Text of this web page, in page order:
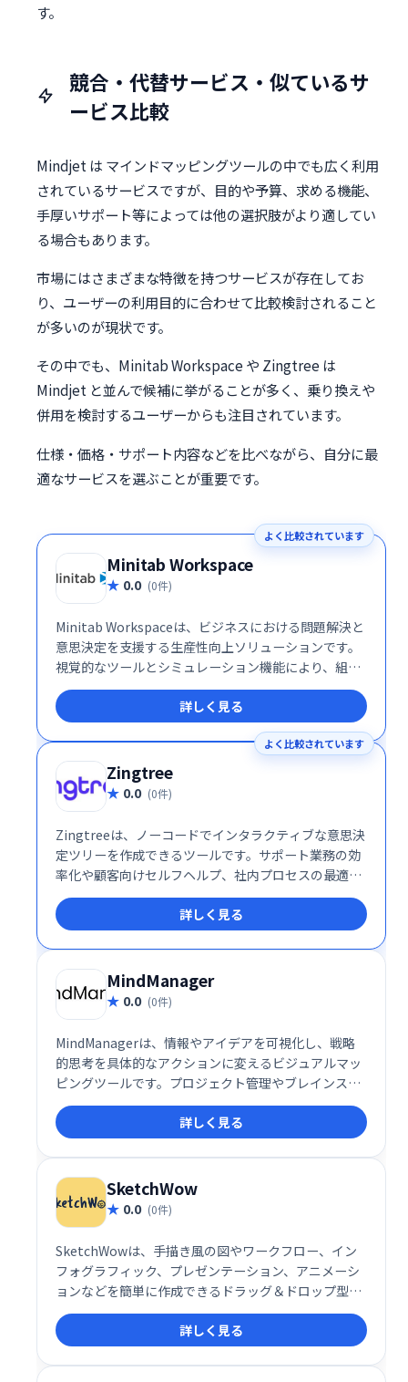
す。
競合・代替サービス・似ているサ
ービス比較
Mindjet は マインドマッピングツールの中でも広く利用
されているサービスですが、目的や予算、求める機能、
手厚いサポート等によっては他の選択肢がより適してい
る場合もあります。
市場にはさまざまな特徴を持つサービスが存在してお
り、ユーザーの利用目的に合わせて比較検討されること
が多いのが現状です。
その中でも、Minitab Workspace や Zingtree は
Mindjet と並んで候補に挙がることが多く、乗り換えや
併用を検討するユーザーからも注目されています。
仕様・価格・サポート内容などを比べながら、自分に最
適なサービスを選ぶことが重要です。
よく比較されています
Minitab Workspace
0.0 (0件)
Minitab Workspaceは、ビジネスにおける問題解決と
意思決定を支援する生産性向上ソリューションです。
視覚的なツールとシミュレーション機能により、組織
のプロセスを可視化し、複雑な問題を効果的に分析で
きます。業務改善やリスク管理をスムーズに進め、よ
り良い意思決定をサポートします。直感的な操作性
で、専門知識がなくても容易に利用可能です。
詳しく見る
よく比較されています
Zingtree
0.0 (0件)
Zingtreeは、ノーコードでインタラクティブな意思決
定ツリーを作成できるツールです。サポート業務の効
率化や顧客向けセルフヘルプ、社内プロセスの最適化
に最適。複雑なフローを分かりやすい選択肢形式で表
示し、ユーザーをスムーズに導きます。ITスキル不要
で、ビジネス担当者自身が柔軟に作成・運用できるた
め、迅速な導入と改善が可能です。様々なビジネスシ
ーンで、ユーザー体験と業務効率の向上を実現しま
す。
詳しく見る
MindManager
0.0 (0件)
MindManagerは、情報やアイデアを可視化し、戦略
的思考を具体的なアクションに変えるビジュアルマッ
ピングツールです。プロジェクト管理やブレインスト
ーミング、戦略計画など、複雑な情報を整理し、生産
性を劇的に向上させます。詳しく見る
SketchWow
0.0 (0件)
SketchWowは、手描き風の図やワークフロー、イン
フォグラフィック、プレゼンテーション、アニメーシ
ョンなどを簡単に作成できるドラッグ＆ドロップ型の
デザインツールです。視覚的にユニークで目を引くコ
ンテンツを手軽に作成できるため、デザインのスキル
がなくてもプロフェッショナルな仕上がりを実現でき
ます。
詳しく見る